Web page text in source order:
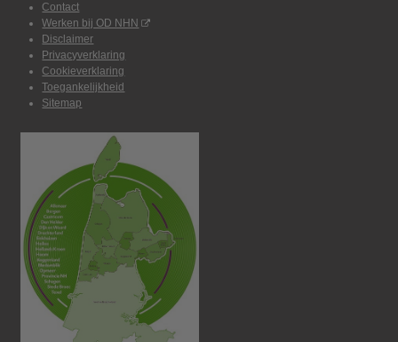
Contact
Werken bij OD NHN
Disclaimer
Privacyverklaring
Cookieverklaring
Toegankelijkheid
Sitemap